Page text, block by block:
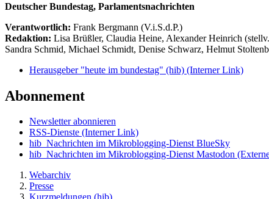
Deutscher Bundestag, Parlamentsnachrichten
Verantwortlich: Frank Bergmann (V.i.S.d.P.)
Redaktion: Lisa Brüßler, Claudia Heine, Alexander Heinrich
Sandra Schmid, Michael Schmidt, Denise Schwarz, Helmut
Herausgeber "heute im bundestag" (hib) (Interner Link)
Abonnement
Newsletter abonnieren
RSS-Dienste (Interner Link)
hib_Nachrichten im Mikroblogging-Dienst BlueSky
hib_Nachrichten im Mikroblogging-Dienst Mastodon
Webarchiv
Presse